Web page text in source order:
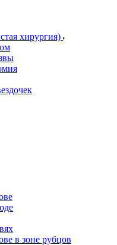
хирургия)
в зоне рубцов